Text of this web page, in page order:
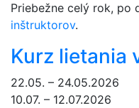
Priebežne celý rok, po
inštruktorov.
Kurz lietania
22.05. – 24.05.2026
10.07. – 12.07.2026